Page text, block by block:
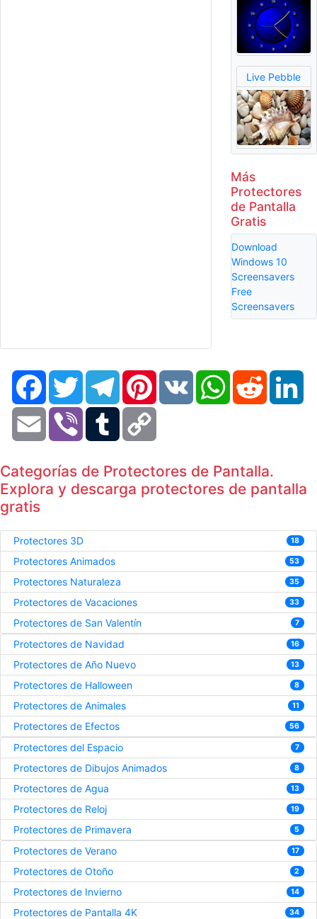
Live Pebble
Más
Protectores
de Pantalla
Gratis
Download
Windows 10
Screensavers
Free
Screensavers
FacebookTwitter TelegramPinterestVK WhatsAppReddit
Email Viber Tumblr
Categorías de Protectores de Pantalla.
Explora y descarga protectores de pantalla
gratis
Protectores 3D 18
Protectores Animados 53
Protectores Naturaleza 35
Protectores de Vacaciones 33
Protectores de San Valentín 7
Protectores de Navidad 16
Protectores de Año Nuevo 13
Protectores de Halloween 8
Protectores de Animales 11
Protectores de Efectos 56
Protectores del Espacio 7
Protectores de Dibujos Animados 8
Protectores de Agua 13
Protectores de Reloj 19
Protectores de Primavera 5
Protectores de Verano 17
Protectores de Otoño 2
Protectores de Invierno 14
Protectores de Pantalla 4K 34